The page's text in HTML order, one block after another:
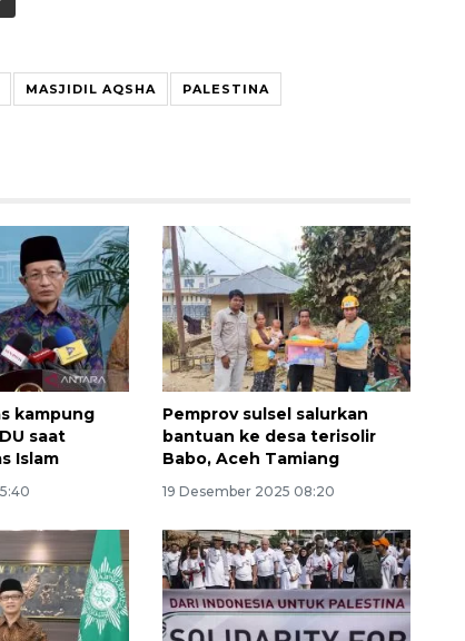
MASJIDIL AQSHA PALESTINA
kampung
saat
Islam
Pemprov sulsel salurkan
bantuan ke desa terisolir
Babo, Aceh Tamiang
19 Desember 2025 08:20